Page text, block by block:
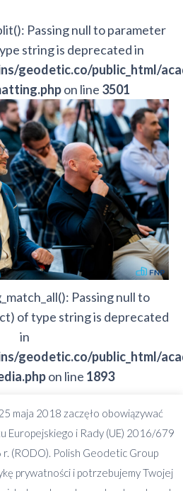
Passing null to parameter
string is deprecated in
geodetic.co/public_html/
on line 3501
Passing null to
of type string is deprecated
in
geodetic.co/public_html/
on line 1893
Passing null to parameter
string is deprecated in
geodetic.co/public_html/
on line3501
maja 2018 zaczęło obowiązywać
Europejskiego i Rady (UE) 2016/679
(RODO). Polish Geodetic Group
prywatności i potrzebujemy Twojej